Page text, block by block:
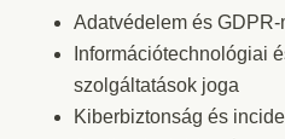
Adatvédelem és
Információtechnológiai
szolgáltatások joga
Kiberbiztonság és